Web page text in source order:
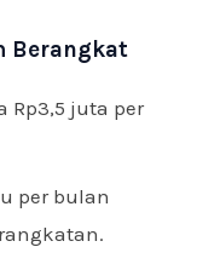
Berangkat
Rp3,5 juta per
per bulan